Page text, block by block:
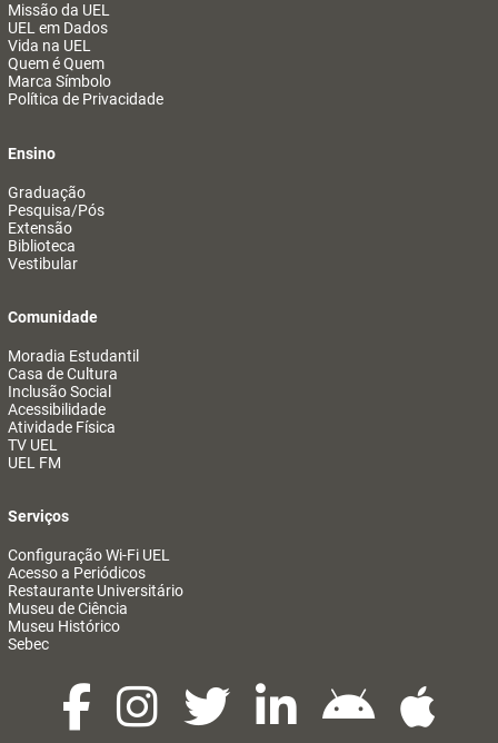
Missão da UEL
UEL em Dados
Vida na UEL
Quem é Quem
Marca Símbolo
Política de Privacidade
Ensino
Graduação
Pesquisa/Pós
Extensão
Biblioteca
Vestibular
Comunidade
Moradia Estudantil
Casa de Cultura
Inclusão Social
Acessibilidade
Atividade Física
TV UEL
UEL FM
Serviços
Configuração Wi-Fi UEL
Acesso a Periódicos
Restaurante Universitário
Museu de Ciência
Museu Histórico
Sebec